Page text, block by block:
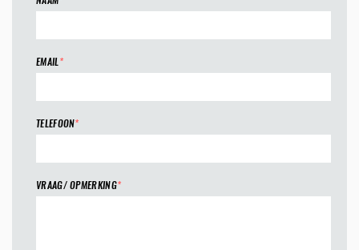
EMAIL*
TELEFOON*
VRAAG/ OPMERKING*